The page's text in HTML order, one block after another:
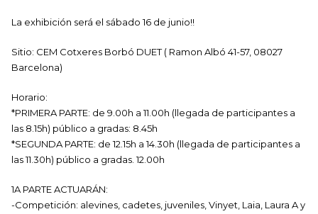
La exhibición será el sábado 16 de junio!!
Sitio: CEM Cotxeres Borbó DUET ( Ramon Albó 41-57, 08027
Barcelona)
Horario:
*PRIMERA PARTE: de 9.00h a 11.00h (llegada de participantes a
las 8.15h) público a gradas: 8.45h
*SEGUNDA PARTE: de 12.15h a 14.30h (llegada de participantes a
las 11.30h) público a gradas. 12.00h
1A PARTE ACTUARÁN:
-Competición: alevines, cadetes, juveniles, Vinyet, Laia, Laura A y